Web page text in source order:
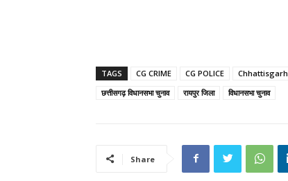
TAGS CG CRIME CG POLICE Chhattisgarh
छत्तीसगढ़ विधानसभा चुनाव
रायपुर जिला विधानसभा चुनाव
Share